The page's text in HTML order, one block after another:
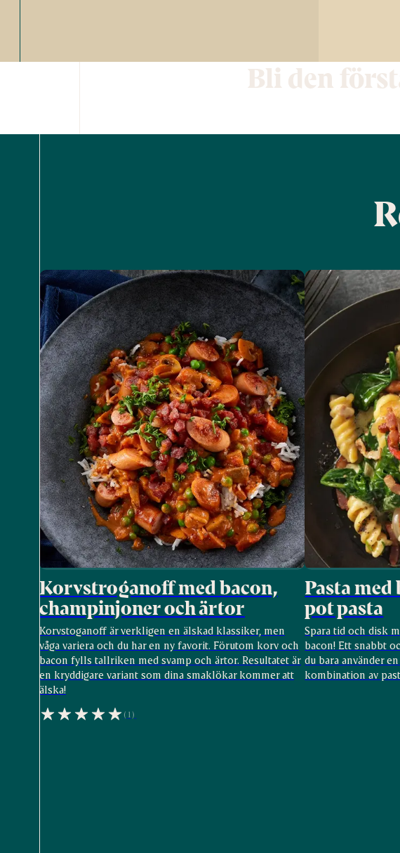
Bli den
Korvstroganoff med bacon,
champinjoner och ärtor
Korvstoganoff är verkligen en älskad klassiker, men
våga variera och du har en ny favorit. Förutom korv och
bacon fylls tallriken med svamp och ärtor. Resultatet är
en kryddigare variant som dina smaklökar kommer att
älska!
(1)
Pasta
pot pasta
Spara tid och disk
bacon! Ett snabbt
du bara använder
kombination av